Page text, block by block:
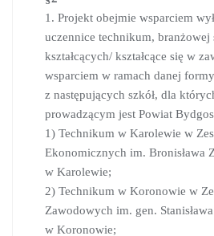
1. Projekt obejmie wsparciem
uczennice technikum, branżowej
kształcących/ kształcące się w
wsparciem w ramach danej
z następujących szkół, dla
prowadzącym jest Powiat
1) Technikum w Karolewie w
Ekonomicznych im. Bronisława
w Karolewie;
2) Technikum w Koronowie w
Zawodowych im. gen.
w Koronowie;